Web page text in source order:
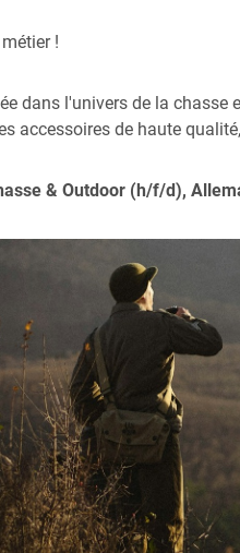
!
dans l'univers de la
accessoires de haute
& Outdoor (h/f/d),